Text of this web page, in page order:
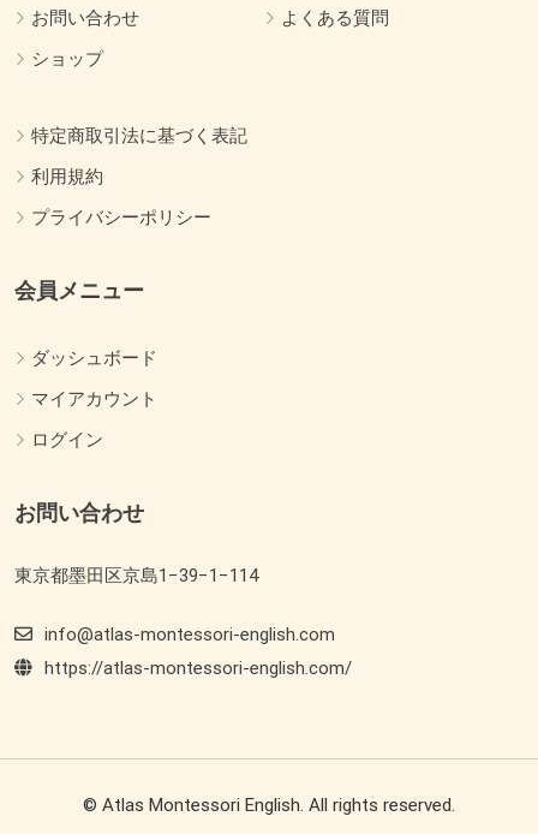
お問い合わせ
よくある質問
ショップ
特定商取引法に基づく表記
利用規約
プライバシーポリシー
会員メニュー
ダッシュボード
マイアカウント
ログイン
お問い合わせ
東京都墨田区京島1−39−1−114
info@atlas-montessori-english.com
https://atlas-montessori-english.com/
© Atlas Montessori English. All rights reserved.